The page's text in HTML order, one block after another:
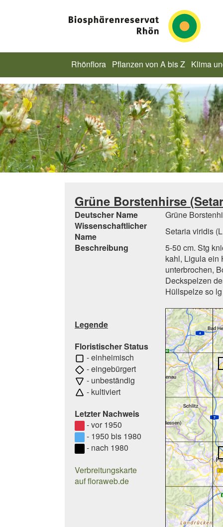
Rhönflora Pflanzen von A bis Z Klima
Grüne Borstenhirse
Deutscher Name
Grüne
Wissenschaftlicher
Name
Setaria viridis
Beschreibung
5-50 cm. Stg
kahl, Ligula ein
unterbrochen,
Deckspelzen
Hüllspelze so
Legende
Floristischer Status
- einheimisch
- eingebürgert
- unbeständig
- kultiviert
Letzter Nachweis
- vor 1950
- 1950 bis 1980
- nach 1980
Verbreitungskarte
auf floraweb.de